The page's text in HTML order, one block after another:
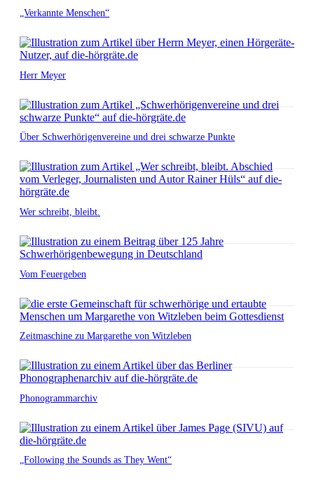
„Verkannte Menschen“
Herr Meyer
Über Schwerhörigenvereine und drei schwarze Punkte
Wer schreibt, bleibt.
Vom Feuergeben
Zeitmaschine zu Margarethe von Witzleben
Phonogrammarchiv
„Following the Sounds as They Went“